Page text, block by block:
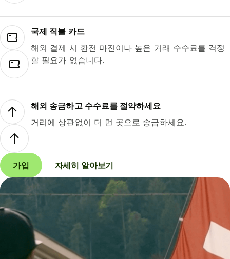
국제 직불 카드
해외 결제 시 환전 마진이나 높은 거래 수수료를 걱정
할 필요가 없습니다.
해외 송금하고 수수료를 절약하세요
거리에 상관없이 더 먼 곳으로 송금하세요.
가입 자세히 알아보기